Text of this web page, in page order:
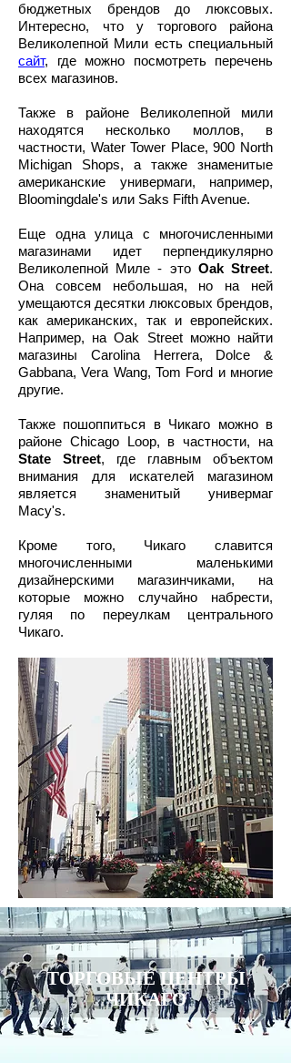
бюджетных брендов до люксовых.
Интересно, что у торгового района
Великолепной Мили есть специальный
сайт, где можно посмотреть перечень
всех магазинов.
Также в районе Великолепной мили
находятся несколько моллов, в
частности, Water Tower Place, 900 North
Michigan Shops, а также знаменитые
американские универмаги, например,
Bloomingdale's или Saks Fifth Avenue.
Еще одна улица с многочисленными
магазинами идет перпендикулярно
Великолепной Миле - это Oak Street.
Она совсем небольшая, но на ней
умещаются десятки люксовых брендов,
как американских, так и европейских.
Например, на Oak Street можно найти
магазины Carolina Herrera, Dolce &
Gabbana, Vera Wang, Tom Ford и многие
другие.
Также пошоппиться в Чикаго можно в
районе Chicago Loop, в частности, на
State Street, где главным объектом
внимания для искателей магазином
является знаменитый универмаг
Macy's.
Кроме того, Чикаго славится
многочисленными маленькими
дизайнерскими магазинчиками, на
которые можно случайно набрести,
гуляя по переулкам центрального
Чикаго.
ТОРГОВЫЕ ЦЕНТРЫ
ЧИКАГО